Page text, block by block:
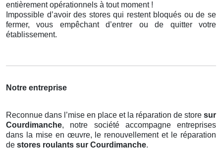
entièrement opérationnels à tout moment !
Impossible d’avoir des stores qui restent bloqués ou de se
fermer, vous empêchant d’entrer ou de quitter votre
établissement.
Notre entreprise
Reconnue dans l’mise en place et la réparation de store sur
Courdimanche, notre société accompagne entreprises
dans la mise en œuvre, le renouvellement et le réparation
de stores roulants sur Courdimanche.